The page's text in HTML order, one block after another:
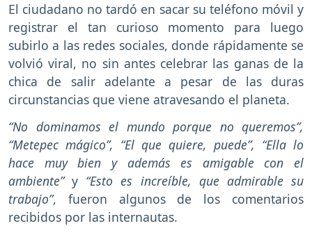
El ciudadano no tardó en sacar su teléfono móvil y
registrar el tan curioso momento para luego
subirlo a las redes sociales, donde rápidamente se
volvió viral, no sin antes celebrar las ganas de la
chica de salir adelante a pesar de las duras
circunstancias que viene atravesando el planeta.
“No dominamos el mundo porque no queremos”,
“Metepec mágico”, “El que quiere, puede”, “Ella lo
hace muy bien y además es amigable con el
ambiente”y “Esto es increíble, que admirable su
trabajo”, fueron algunos de los comentarios
recibidos por las internautas.